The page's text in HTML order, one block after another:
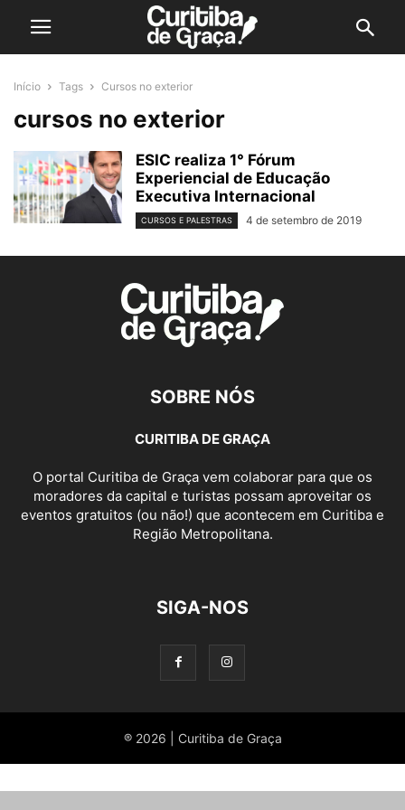
Início Tags Cursos no exterior
cursos no exterior
ESIC realiza 1° Fórum
Experiencial de Educação
Executiva Internacional
CURSOS E PALESTRAS 4 de setembro de 2019
SOBRE NÓS
CURITIBA DE GRAÇA
O portal Curitiba de Graça vem colaborar para que os
moradores da capital e turistas possam aproveitar os
eventos gratuitos (ou não!) que acontecem em Curitiba e
Região Metropolitana.
SIGA-NOS
® 2026 | Curitiba de Graça